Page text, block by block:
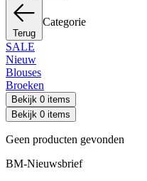
Terug
Categorie
SALE
Nieuw
Blouses
Broeken
Bekijk 0 items
Bekijk 0 items
Geen producten gevonden
BM-Nieuwsbrief